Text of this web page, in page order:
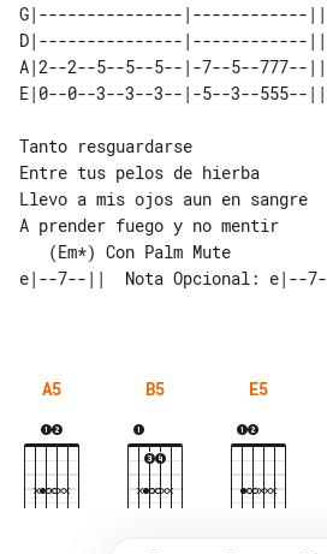
G|---------------|------------||
D|---------------|------------||
A|2--2--5--5--5--|-7--5--777--||
Tanto resguardarse
Entre tus pelos de hierba
Llevo a mis ojos aun en sangre
A prender fuego y no mentir
A5 B5 E5